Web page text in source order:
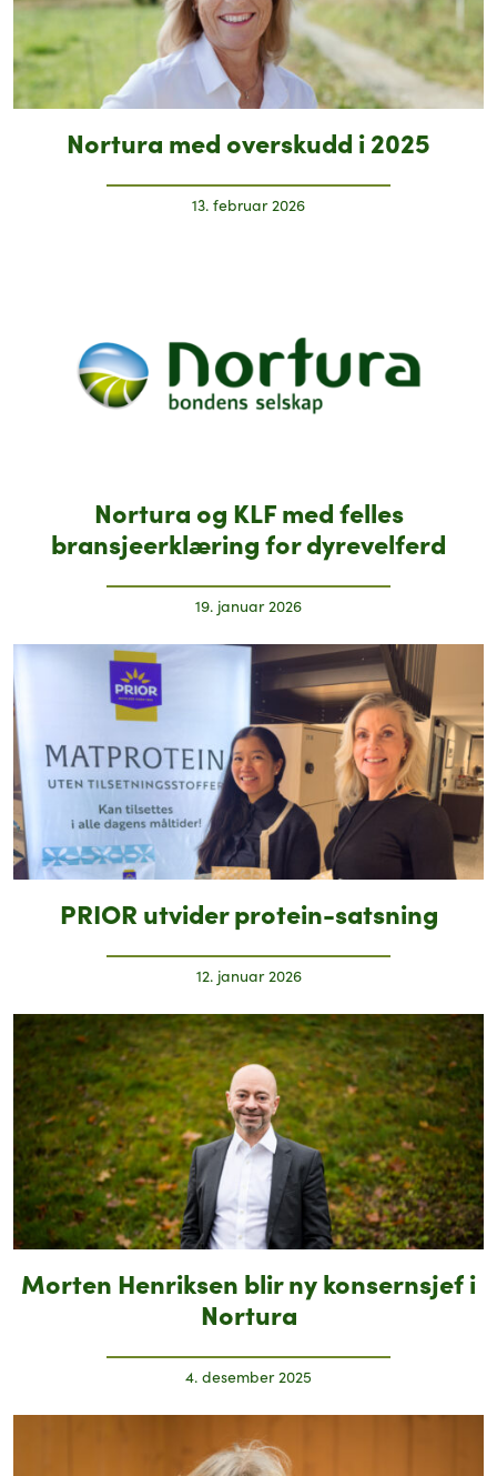
Nortura med overskudd i 2025
13. februar 2026
Nortura og KLF med felles
bransjeerklæring for dyrevelferd
19. januar 2026
PRIOR utvider protein-satsning
12. januar 2026
Morten Henriksen blir ny konsernsjef i
Nortura
4. desember 2025